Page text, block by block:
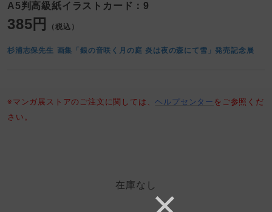
A5判高級紙イラストカード：9
385円 （税込）
杉浦志保先生 画集「銀の音咲く月の庭 炎は夜の森にて雪」発売記念展
※マンガ展ストアのご注文に関しては、ヘルプセンター をご参照くだ
さい。
在庫なし